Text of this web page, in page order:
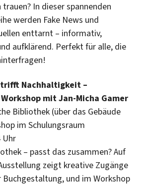
trauen? In dieser spannenden
werden Fake News und
enttarnt – informativ,
aufklärend. Perfekt für alle, die
Nachhaltigkeit –
mit Jan-Micha Gamer
Bibliothek (über das Gebäude
im Schulungsraum
Uhr
– passt das zusammen? Auf
zeigt kreative Zugänge
Buchgestaltung, und im Workshop